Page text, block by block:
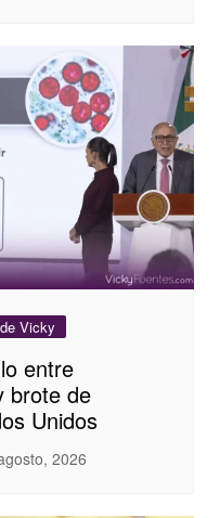
Vicky
entre
brote de
Unidos
2026